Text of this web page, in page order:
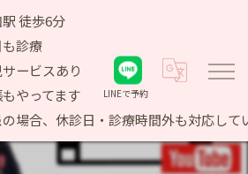
徒歩6分
診療
ービスあり
やってます
場合、休診日・診療時間外も対応して
LINEで予約